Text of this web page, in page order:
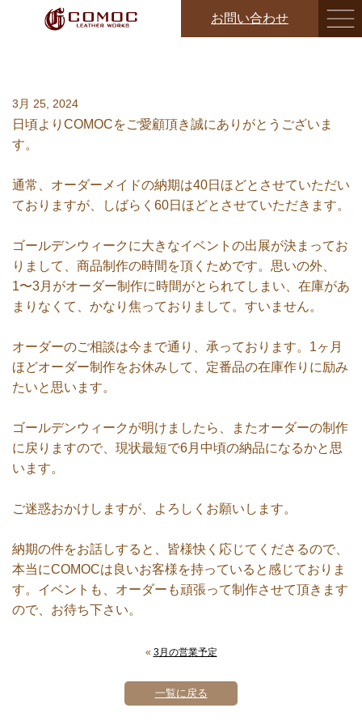
お問い合わせ
3月 25, 2024
日頃よりCOMOCをご愛顧頂き誠にありがとうございま
す。
通常、オーダーメイドの納期は40日ほどとさせていただい
ておりますが、しばらく60日ほどとさせていただきます。
ゴールデンウィークに大きなイベントの出展が決まってお
りまして、商品制作の時間を頂くためです。思いの外、
1〜3月がオーダー制作に時間がとられてしまい、在庫があ
まりなくて、かなり焦っておりまして。すいません。
オーダーのご相談は今まで通り、承っております。1ヶ月
ほどオーダー制作をお休みして、定番品の在庫作りに励み
たいと思います。
ゴールデンウィークが明けましたら、またオーダーの制作
に戻りますので、現状最短で6月中頃の納品になるかと思
います。
ご迷惑おかけしますが、よろしくお願いします。
納期の件をお話しすると、皆様快く応じてくださるので、
本当にCOMOCは良いお客様を持っていると感じておりま
す。イベントも、オーダーも頑張って制作させて頂きます
ので、お待ち下さい。
« 3月の営業予定
一覧に戻る